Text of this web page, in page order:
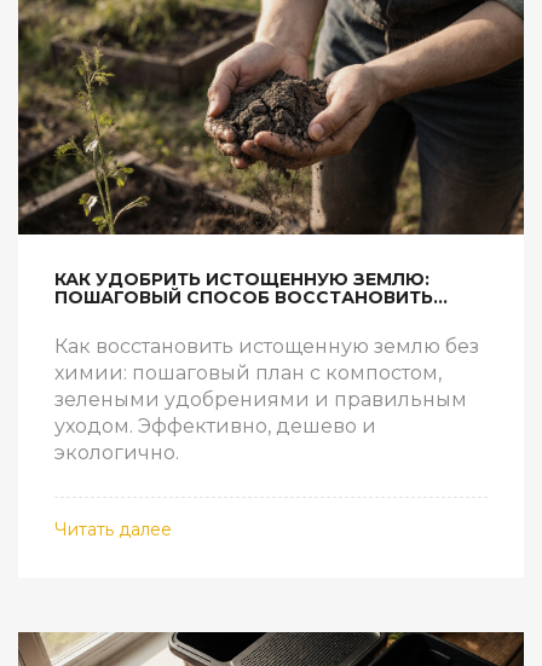
КАК УДОБРИТЬ ИСТОЩЕННУЮ ЗЕМЛЮ:
ПОШАГОВЫЙ СПОСОБ ВОССТАНОВИТЬ
Как восстановить истощенную землю без
химии: пошаговый план с компостом,
зелеными удобрениями и правильным
уходом. Эффективно, дешево и
экологично.
Читать далее